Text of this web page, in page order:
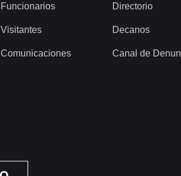
Funcionarios
Visitantes
Comunicaciones
Directorio
Decanos
Canal de